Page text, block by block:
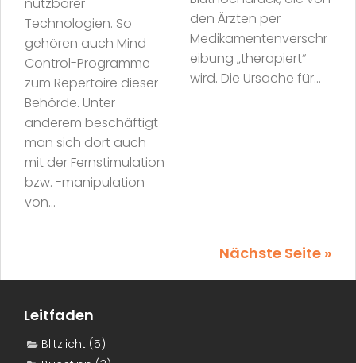
nutzbarer
Technologien. So
gehören auch Mind
Control-Programme
zum Repertoire dieser
Behörde. Unter
anderem beschäftigt
man sich dort auch
mit der Fernstimulation
bzw. -manipulation
von...
den Ärzten per
Medikamentenverschr
eibung „therapiert“
wird. Die Ursache für...
Nächste Seite »
Leitfaden
Blitzlicht (5)